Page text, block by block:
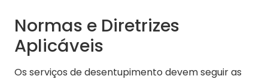
Normas e Diretrizes
Aplicáveis
Os serviços de desentupimento devem seguir as